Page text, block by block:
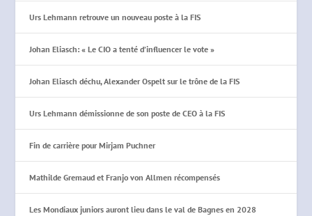
Urs Lehmann retrouve un nouveau poste à la FIS
Johan Eliasch: « Le CIO a tenté d’influencer le vote »
Johan Eliasch déchu, Alexander Ospelt sur le trône de la FIS
Urs Lehmann démissionne de son poste de CEO à la FIS
Fin de carrière pour Mirjam Puchner
Mathilde Gremaud et Franjo von Allmen récompensés
Les Mondiaux juniors auront lieu dans le val de Bagnes en 2028